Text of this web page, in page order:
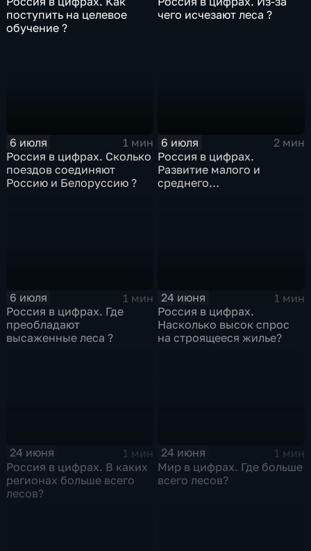
поступить на целевое
обучение ?
чего исчезают леса ?
6 июля
1 мин
Россия в цифрах. Сколько
поездов соединяют
Россию и Белоруссию ?
6 июля
2 мин
Россия в цифрах.
Развитие малого и
среднего
6 июля
1 мин
Россия в цифрах. Где
преобладают
высаженные леса ?
24 июня
1 мин
Россия в цифрах.
Насколько высок спрос
на строящееся жилье?
24 июня
1 мин
Россия в цифрах. В каких
регионах больше всего
лесов?
24 июня
1 мин
Мир в цифрах. Где больше
всего лесов?